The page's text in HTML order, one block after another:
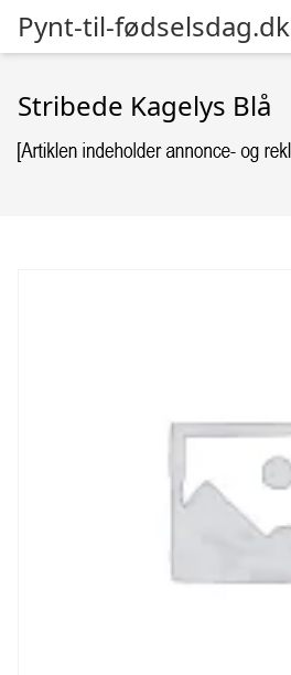
Pynt-til-fødselsdag.dk
Stribede Kagelys Blå